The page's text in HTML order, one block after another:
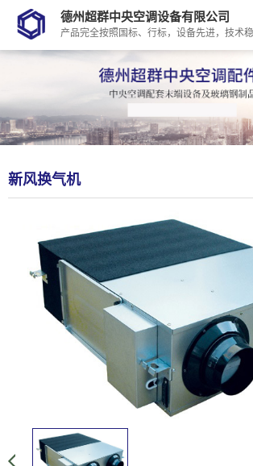
德州超群中央空调设备有限公司
产品完全按照国标、行标，设备先进，技术
新风换气机